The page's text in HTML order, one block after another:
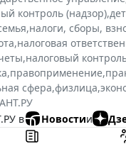
контроль (надзор),
,налоги, сборы,
,налоговая
,налоговый
,правоприменение,
сфера,физлица,
в
Новостии